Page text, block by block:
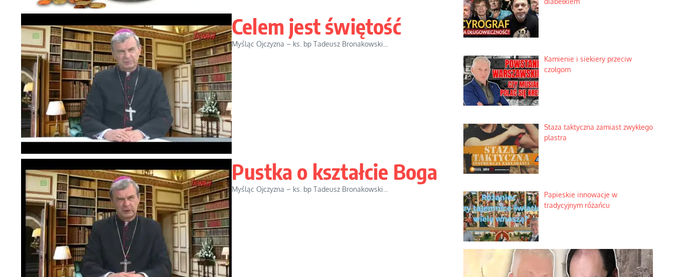
Celem jest świętość
Myśląc Ojczyzna – ks. bp Tadeusz Bronakowski...
Pustka o kształcie Boga
Myśląc Ojczyzna – ks. bp Tadeusz Bronakowski...
Kamienie i siekiery przeciw
czołgom
Staza taktyczna zamiast zwykłego
plastra
Papieskie innowacje w
tradycyjnym różańcu